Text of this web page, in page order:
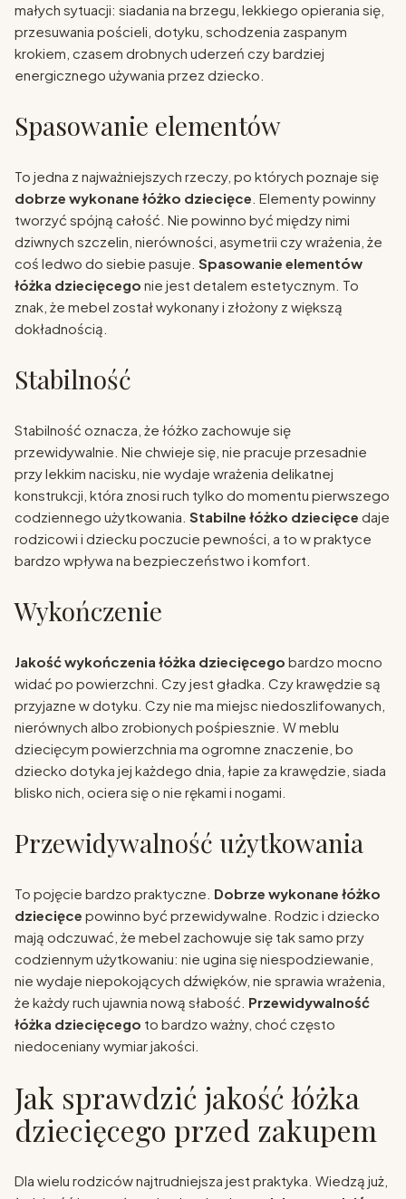
małych sytuacji: siadania na brzegu, lekkiego opierania się,
przesuwania pościeli, dotyku, schodzenia zaspanym
krokiem, czasem drobnych uderzeń czy bardziej
energicznego używania przez dziecko.
Spasowanie elementów
To jedna z najważniejszych rzeczy, po których poznaje się
dobrze wykonane łóżko dziecięce . Elementy powinny
tworzyć spójną całość. Nie powinno być między nimi
dziwnych szczelin, nierówności, asymetrii czy wrażenia, że
coś ledwo do siebie pasuje. Spasowanie elementów
łóżka dziecięcego nie jest detalem estetycznym. To
znak, że mebel został wykonany i złożony z większą
dokładnością.
Stabilność
Stabilność oznacza, że łóżko zachowuje się
przewidywalnie. Nie chwieje się, nie pracuje przesadnie
przy lekkim nacisku, nie wydaje wrażenia delikatnej
konstrukcji, która znosi ruch tylko do momentu pierwszego
codziennego użytkowania. Stabilne łóżko dziecięce daje
rodzicowi i dziecku poczucie pewności, a to w praktyce
bardzo wpływa na bezpieczeństwo i komfort.
Wykończenie
Jakość wykończenia łóżka dziecięcego bardzo mocno
widać po powierzchni. Czy jest gładka. Czy krawędzie są
przyjazne w dotyku. Czy nie ma miejsc niedoszlifowanych,
nierównych albo zrobionych pośpiesznie. W meblu
dziecięcym powierzchnia ma ogromne znaczenie, bo
dziecko dotyka jej każdego dnia, łapie za krawędzie, siada
blisko nich, ociera się o nie rękami i nogami.
Przewidywalność użytkowania
To pojęcie bardzo praktyczne. Dobrze wykonane łóżko
dziecięce powinno być przewidywalne. Rodzic i dziecko
mają odczuwać, że mebel zachowuje się tak samo przy
codziennym użytkowaniu: nie ugina się niespodziewanie,
nie wydaje niepokojących dźwięków, nie sprawia wrażenia,
że każdy ruch ujawnia nową słabość. Przewidywalność
łóżka dziecięcego to bardzo ważny, choć często
niedoceniany wymiar jakości.
Jak sprawdzić jakość łóżka
dziecięcego przed zakupem
Dla wielu rodziców najtrudniejsza jest praktyka. Wiedzą już,